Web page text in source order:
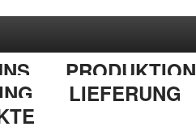
PRODUKTION
LIEFERUNG